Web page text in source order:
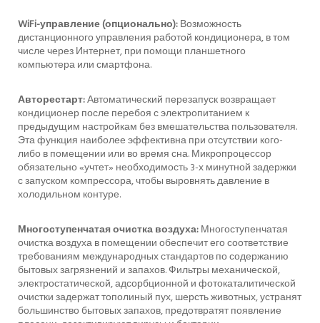
WiFi-управление (опционально):Возможность
дистанционного управления работой кондиционера, в том
числе через Интернет, при помощи планшетного
компьютера или смартфона.
Авторестарт:Автоматический перезапуск возвращает
кондиционер после перебоя с электропитанием к
предыдущим настройкам без вмешательства пользователя.
Эта функция наиболее эффективна при отсутствии кого-
либо в помещении или во время сна. Микропроцессор
обязательно «учтет» необходимость 3-х минутной задержки
с запуском компрессора, чтобы выровнять давление в
холодильном контуре.
Многоступенчатая очистка воздуха:Многоступенчатая
очистка воздуха в помещении обеспечит его соответствие
требованиям международных стандартов по содержанию
бытовых загрязнений и запахов. Фильтры механической,
электростатической, адсорбционной и фотокаталитической
очистки задержат тополиный пух, шерсть животных, устранят
большинство бытовых запахов, предотвратят появление